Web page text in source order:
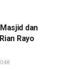
dan
Rayo